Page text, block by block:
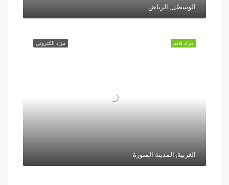
الوسطى, الرياض
مزاد الكتروني مزاد قائم
الغربية, المدينة المنورة